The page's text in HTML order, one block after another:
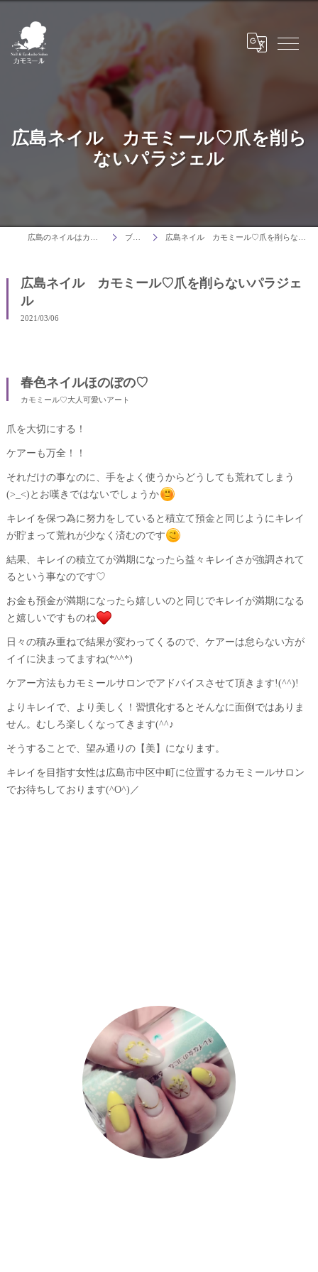
広島ネイル カモミール♡爪を削ら
ないパラジェル
ブログ 広島ネイル カモミール♡爪を削らないパラジェル
広島ネイル カモミール♡爪を削らないパラジェ
ル
2021/03/06
春色ネイルほのぼの♡
カモミール♡大人可愛いアート
爪を大切にする！
ケアーも万全！！
それだけの事なのに、手をよく使うからどうしても荒れてしまう
(>_<)とお嘆きではないでしょうか
キレイを保つ為に努力をしていると積立て預金と同じようにキレイ
が貯まって荒れが少なく済むのです
結果、キレイの積立てが満期になったら益々キレイさが強調されて
るという事なのです♡
お金も預金が満期になったら嬉しいのと同じでキレイが満期になる
と嬉しいですものね
日々の積み重ねで結果が変わってくるので、ケアーは怠らない方が
イイに決まってますね(*^^*)
ケアー方法もカモミールサロンでアドバイスさせて頂きます!(^^)!
よりキレイで、より美しく！習慣化するとそんなに面倒ではありま
せん。むしろ楽しくなってきます(^^♪
そうすることで、望み通りの【美】になります。
キレイを目指す女性は広島市中区中町に位置するカモミールサロン
でお待ちしております(^O^)／